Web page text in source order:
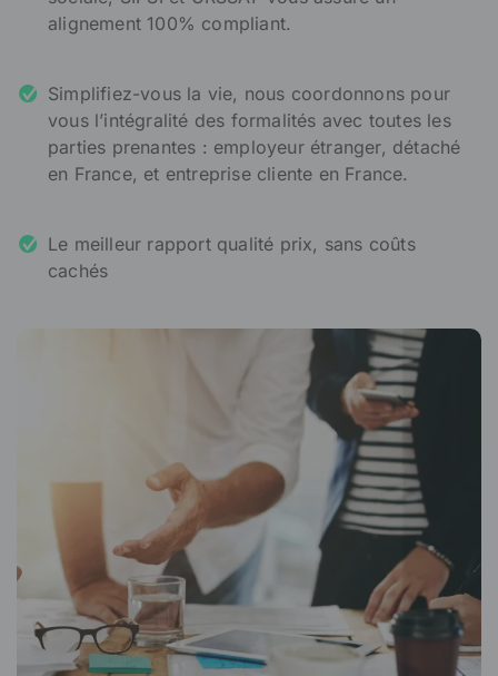
alignement 100% compliant.
Simplifiez-vous la vie, nous coordonnons pour
vous l’intégralité des formalités avec toutes les
parties prenantes : employeur étranger, détaché
en France, et entreprise cliente en France.
Le meilleur rapport qualité prix, sans coûts
cachés